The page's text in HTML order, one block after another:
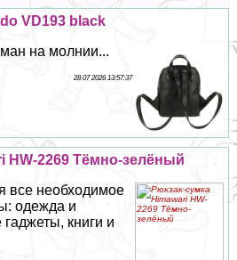
VD193 black
на молнии...
28 07 2026 13:57:37
HW-2269 Тёмно-зелёный
все необходимое
одежда и
книги и